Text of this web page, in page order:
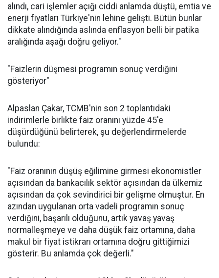
alındı, cari işlemler açığı ciddi anlamda düştü, emtia ve
enerji fiyatları Türkiye'nin lehine gelişti. Bütün bunlar
dikkate alındığında aslında enflasyon belli bir patika
aralığında aşağı doğru geliyor."
"Faizlerin düşmesi programın sonuç verdiğini
gösteriyor"
Alpaslan Çakar, TCMB'nin son 2 toplantıdaki
indirimlerle birlikte faiz oranını yüzde 45'e
düşürdüğünü belirterek, şu değerlendirmelerde
bulundu:
"Faiz oranının düşüş eğilimine girmesi ekonomistler
açısından da bankacılık sektör açısından da ülkemiz
açısından da çok sevindirici bir gelişme olmuştur. En
azından uygulanan orta vadeli programın sonuç
verdiğini, başarılı olduğunu, artık yavaş yavaş
normalleşmeye ve daha düşük faiz ortamına, daha
makul bir fiyat istikrarı ortamına doğru gittiğimizi
gösterir. Bu anlamda çok değerli."